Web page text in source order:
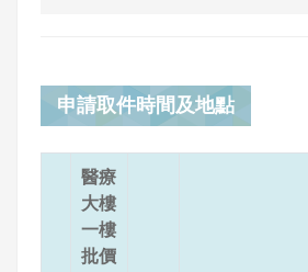
申請取件時間及地點
醫療
大樓
一樓
批價